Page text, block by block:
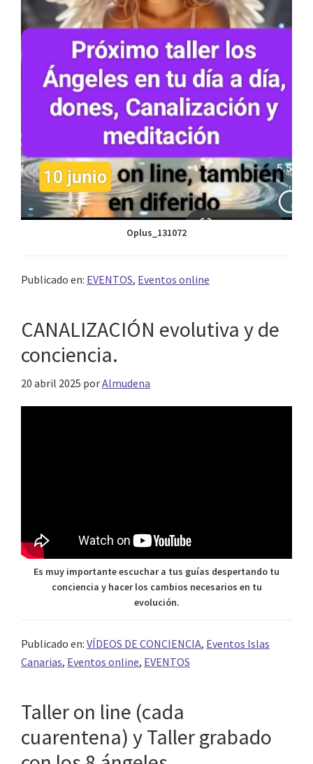
Oplus_131072
Publicado en: EVENTOS, Eventos online
CANALIZACIÓN evolutiva y de
conciencia.
20 abril 2025 porAlmudena
Es muy importante escuchar a tus guías despertando tu
conciencia y hacer los cambios necesarios en tu
evolución.
Publicado en: VÍDEOS DE CONCIENCIA, Eventos Islas
Canarias, Eventos online, EVENTOS
Taller on line (cada
cuarentena) y Taller grabado